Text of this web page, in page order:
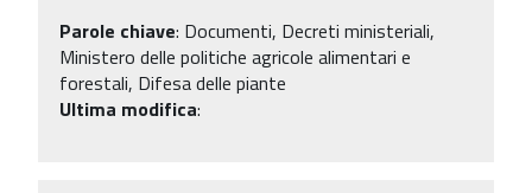
Parole chiave: Documenti, Decreti ministeriali,
Ministero delle politiche agricole alimentari e
forestali, Difesa delle piante
Ultima modifica: